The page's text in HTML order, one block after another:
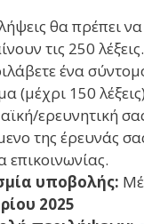
θα πρέπει
τις 250 λέξεις.
ένα
(μέχρι 150
ερευνητική
της έρευνάς
επικοινωνίας.
υποβολής:
2025